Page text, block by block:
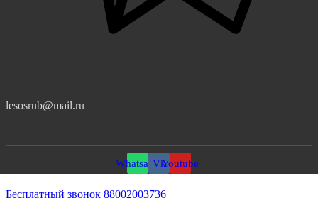
lesosrub@mail.ru
WhatsappVkYoutube
Бесплатный звонок 88002003736